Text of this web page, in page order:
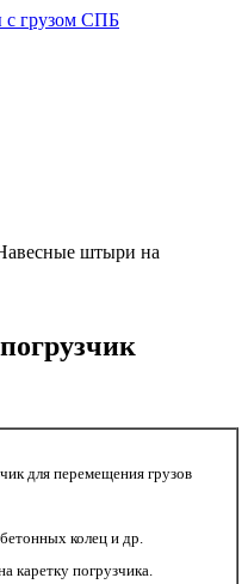
штыри на
для перемещения грузов
колец и др.
каретку погрузчика.